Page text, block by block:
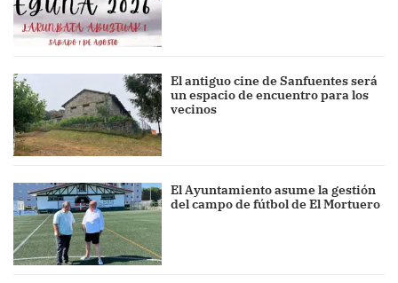
El antiguo cine de Sanfuentes será
un espacio de encuentro para los
vecinos
El Ayuntamiento asume la gestión
del campo de fútbol de El Mortuero